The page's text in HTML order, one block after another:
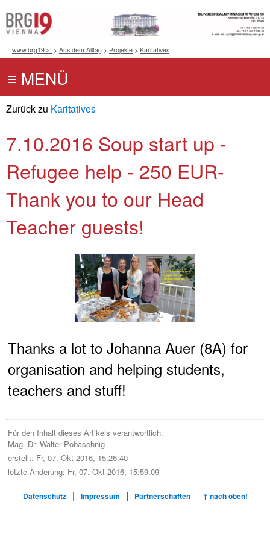
www.brg19.at > Aus dem Alltag > Projekte > Karitatives
Zurück zu Karitatives
7.10.2016 Soup start up -
Refugee help - 250 EUR-
Thank you to our Head
Teacher guests!
Thanks a lot to Johanna Auer (8A) for
organisation and helping students,
teachers and stuff!
Für den Inhalt dieses Artikels verantwortlich:
Mag. Dr. Walter Pobaschnig
erstellt: Fr, 07. Okt 2016, 15:26:40
letzte Änderung: Fr, 07. Okt 2016, 15:59:09
Datenschutz | Impressum | Partnerschaften ↑ nach oben!